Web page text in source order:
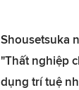
Shousetsuka
"Thất nghiệp
dụng trí tuệ